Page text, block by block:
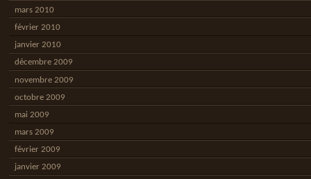
mars 2010
février 2010
janvier 2010
décembre 2009
novembre 2009
octobre 2009
mai 2009
mars 2009
février 2009
janvier 2009